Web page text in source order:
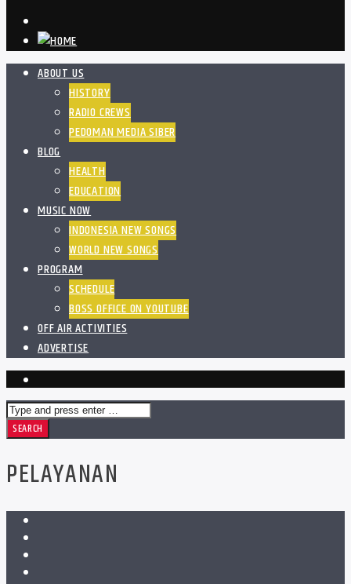
ABOUT US
HISTORY
RADIO CREWS
PEDOMAN MEDIA SIBER
BLOG
HEALTH
EDUCATION
MUSIC NOW
INDONESIA NEW SONGS
WORLD NEW SONGS
PROGRAM
SCHEDULE
BOSS OFFICE ON YOUTUBE
OFF AIR ACTIVITIES
ADVERTISE
PELAYANAN